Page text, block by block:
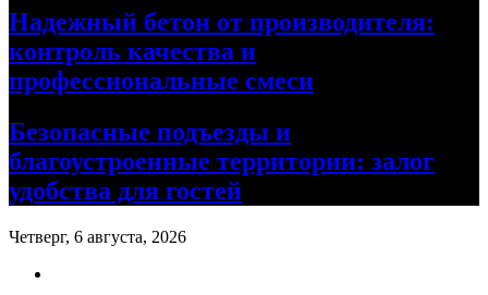
Надежный бетон от производителя:
контроль качества и
профессиональные смеси
Безопасные подъезды и
благоустроенные территории: залог
удобства для гостей
Четверг, 6 августа, 2026